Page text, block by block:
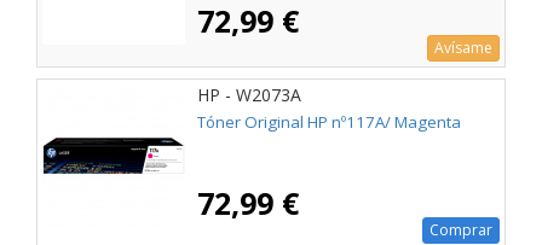
72,99 €
Avísame
HP - W2073A
Tóner Original HP nº117A/ Magenta
72,99 €
Comprar